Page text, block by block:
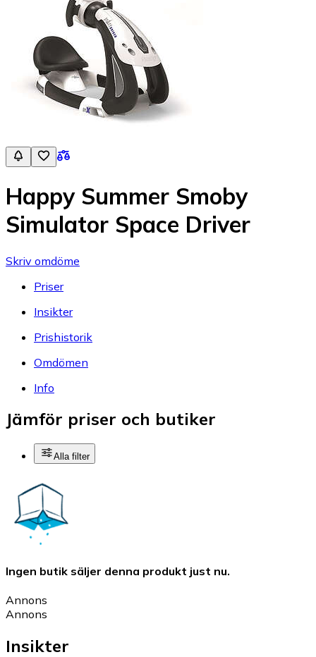
Happy Summer Smoby
Simulator Space Driver
Skriv omdöme
Priser
Insikter
Prishistorik
Omdömen
Info
Jämför priser och butiker
Alla filter
Ingen butik säljer denna produkt just nu.
Annons
Annons
Insikter